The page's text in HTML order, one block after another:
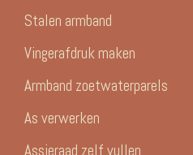
Stalen armband
Vingerafdruk maken
Armband zoetwaterparels
As verwerken
Assieraad zelf vullen